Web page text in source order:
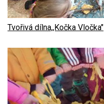
Tvořivá dílna,,Kočka Vločka"